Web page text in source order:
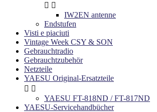
 
IW2EN antenne
Endstufen
Visti e piaciuti
Vintage Week CSY & SON
Gebrauchtradio
Gebrauchtzubehör
Netzteile
YAESU Original-Ersatzteile
 
YAESU FT-818ND / FT-817ND
YAESU-Servicehandbücher